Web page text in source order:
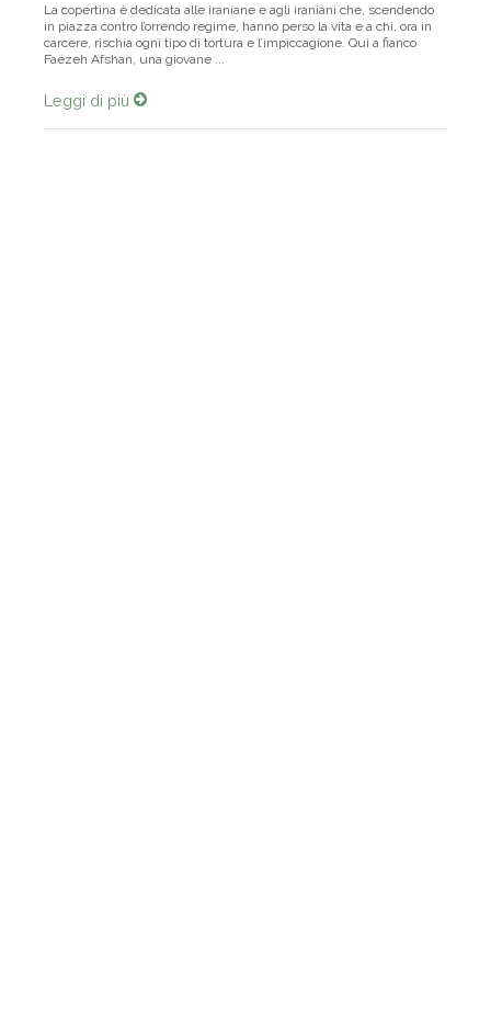
La copertina è dedicata alle iraniane e agli iraniani che, scendendo
in piazza contro l’orrendo regime, hanno perso la vita e a chi, ora in
carcere, rischia ogni tipo di tortura e l’impiccagione. Qui a fianco
Faezeh Afshan, una giovane ...
Leggi di più